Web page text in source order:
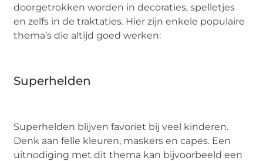
doorgetrokken worden in decoraties, spelletjes
en zelfs in de traktaties. Hier zijn enkele populaire
thema’s die altijd goed werken:
Superhelden
Superhelden blijven favoriet bij veel kinderen.
Denk aan felle kleuren, maskers en capes. Een
uitnodiging met dit thema kan bijvoorbeeld een